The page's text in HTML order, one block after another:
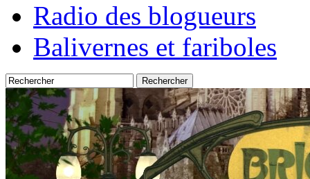
Radio des blogueurs
Balivernes et fariboles